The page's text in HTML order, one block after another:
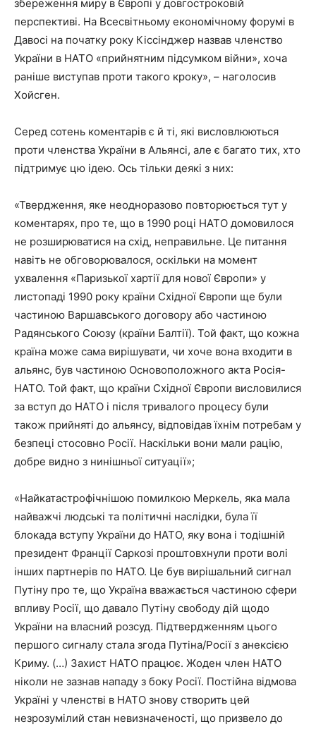
збереження миру в Європі у довгостроковій
перспективі. На Всесвітньому економічному форумі в
Давосі на початку року Кіссінджер назвав членство
України в НАТО «прийнятним підсумком війни», хоча
раніше виступав проти такого кроку», – наголосив
Хойсген.
Серед сотень коментарів є й ті, які висловлюються
проти членства України в Альянсі, але є багато тих, хто
підтримує цю ідею. Ось тільки деякі з них:
«Твердження, яке неодноразово повторюється тут у
коментарях, про те, що в 1990 році НАТО домовилося
не розширюватися на схід, неправильне. Це питання
навіть не обговорювалося, оскільки на момент
ухвалення «Паризької хартії для нової Європи» у
листопаді 1990 року країни Східної Європи ще були
частиною Варшавського договору або частиною
Радянського Союзу (країни Балтії). Той факт, що кожна
країна може сама вирішувати, чи хоче вона входити в
альянс, був частиною Основоположного акта Росія-
НАТО. Той факт, що країни Східної Європи висловилися
за вступ до НАТО і після тривалого процесу були
також прийняті до альянсу, відповідав їхнім потребам у
безпеці стосовно Росії. Наскільки вони мали рацію,
добре видно з нинішньої ситуації»;
«Найкатастрофічнішою помилкою Меркель, яка мала
найважчі людські та політичні наслідки, була її
блокада вступу України до НАТО, яку вона і тодішній
президент Франції Саркозі проштовхнули проти волі
інших партнерів по НАТО. Це був вирішальний сигнал
Путіну про те, що Україна вважається частиною сфери
впливу Росії, що давало Путіну свободу дій щодо
України на власний розсуд. Підтвердженням цього
першого сигналу стала згода Путіна/Росії з анексією
Криму. (…) Захист НАТО працює. Жоден член НАТО
ніколи не зазнав нападу з боку Росії. Постійна відмова
Україні у членстві в НАТО знову створить цей
незрозумілий стан невизначеності, що призвело до